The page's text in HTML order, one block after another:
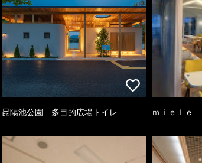
昆陽池公園 多目的広場トイレ ｍｉｅｌｅ